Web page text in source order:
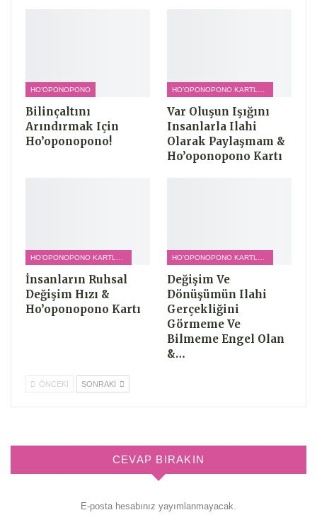
HO'OPONOPONO
Bilinçaltını
Arındırmak Için
Ho’oponopono!
Var Oluşun Işığını
Insanlarla Ilahi
Olarak Paylaşmam &
Ho’oponopono Kartı
İnsanların Ruhsal
Değişim Hızı &
Ho’oponopono Kartı
Değişim Ve
Dönüşümün Ilahi
Gerçekliğini
Görmeme Ve
Bilmeme Engel Olan
&…
ÖNCEKI SONRAKI
CEVAP BIRAKIN
E-posta hesabınız yayımlanmayacak.